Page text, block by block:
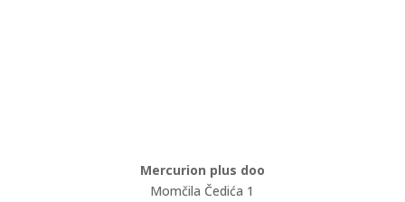
Mercurion plus doo
Momčila Čedića 1